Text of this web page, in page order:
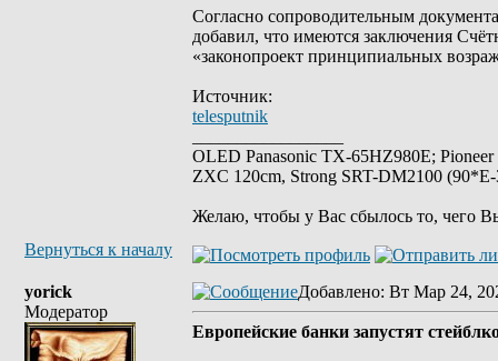
Согласно сопроводительным
добавил, что имеются заключения
«законопроект принципиальных
Источник:
telesputnik
OLED Panasonic TX-65HZ980E;
ZXC 120cm, Strong SRT-DM2100
Желаю, чтобы у Вас сбылось то, чего
Вернуться к началу
yorick
Модератор
Добавлено: Вт Мар 24,
Европейские банки запустят